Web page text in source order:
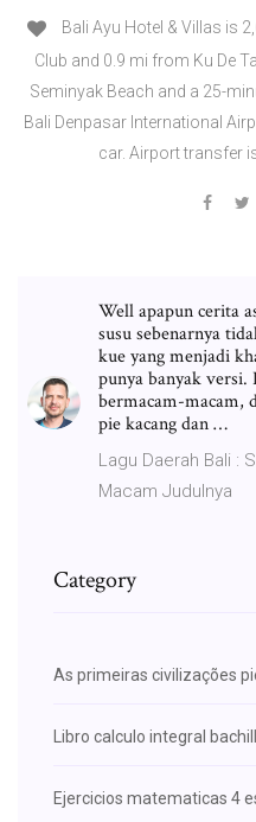
Bali Ayu Hotel & Villas is
Club and 0.9 mi from Ku De
Seminyak Beach and a 25-
Bali Denpasar International
car. Airport transfer
Well apapun cerita
susu sebenarnya
kue yang menjadi
punya banyak
bermacam-macam,
pie kacang dan …
Lagu Daerah Bali :
Macam Judulnya
Category
As primeiras civilizações
Libro calculo integral
Ejercicios matematicas 4